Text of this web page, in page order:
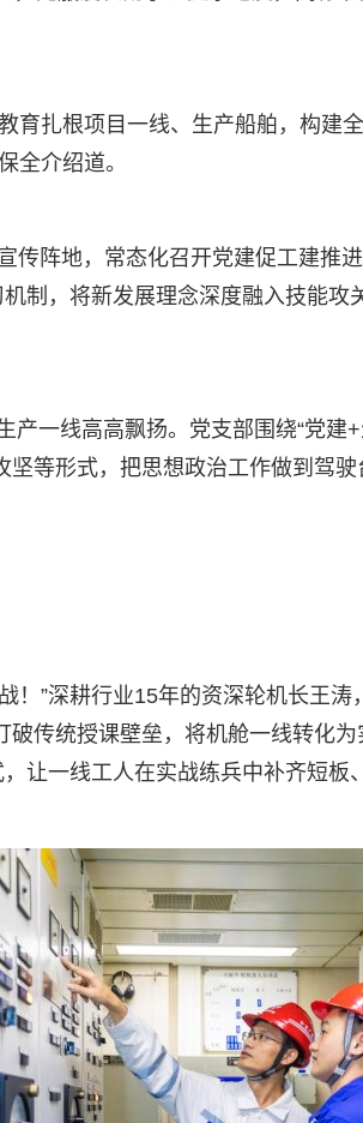
育扎根项目一线、生产船舶，构建
全介绍道。
传阵地，常态化召开党建促工建
制，将新发展理念深度融入技能
一线高高飘扬。党支部围绕“党建
等形式，把思想政治工作做到驾
！”深耕行业15年的资深轮机长王
传统授课壁垒，将机舱一线转化
让一线工人在实战练兵中补齐短板